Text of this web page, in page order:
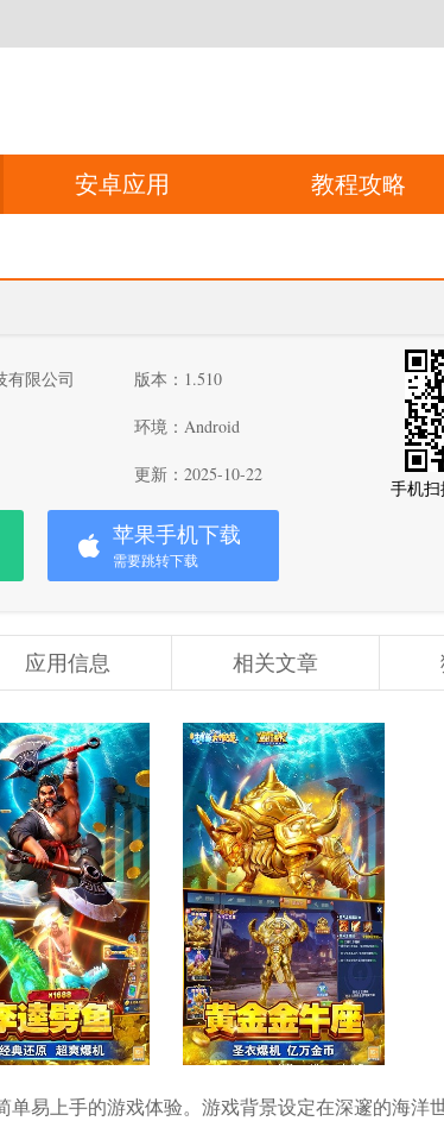
安卓应用 教程攻略
苹果手机下载
需要跳转下载
有限公司 版本：1.510
环境：Android
更新：2025-10-22
手机
应用信息 相关文章
易上手的游戏体验。游戏背景设定在深邃的海洋